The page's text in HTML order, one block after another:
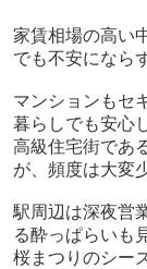
家賃相場の高い
でも不安になら
マンションもセ
暮らしでも安心
高級住宅街であ
が、頻度は大変
駅周辺は深夜営
る酔っぱらいも
桜まつりのシー